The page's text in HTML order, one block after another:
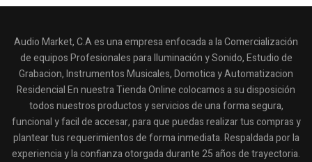
Audio Market, C.A es una empresa enfocada a la Comercialización
de equipos Profesionales para Iluminación y Sonido, Estudio de
Grabacion, Instrumentos Musicales, Domotica y Automatizacion
Residencial En nuestra Tienda Online colocamos a su disposición
todos nuestros productos y servicios de una forma segura,
funcional y facil de accesar, para que puedas realizar tus compras y
plantear tus requerimientos de forma inmediata. Respaldada por la
experiencia y la confianza otorgada durante 25 años de trayectoria.